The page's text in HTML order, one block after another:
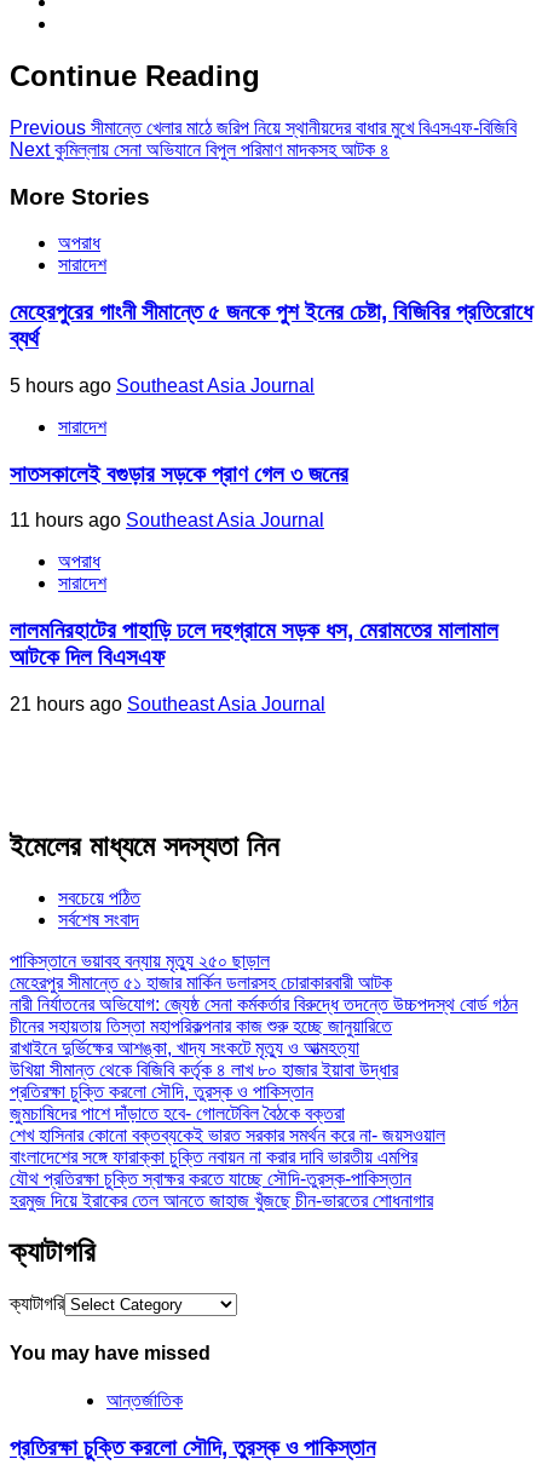
Continue Reading
Previous সীমান্তে খেলার মাঠে জরিপ নিয়ে স্থানীয়দের বাধার মুখে বিএসএফ-বিজিবি
Nextকুমিল্লায় সেনা অভিযানে বিপুল পরিমাণ মাদকসহ আটক ৪
More Stories
অপরাধ
সারাদেশ
মেহেরপুরের গাংনী সীমান্তে ৫ জনকে পুশ ইনের চেষ্টা, বিজিবির প্রতিরোধে
ব্যর্থ
5 hours ago Southeast Asia Journal
সারাদেশ
সাতসকালেই বগুড়ার সড়কে প্রাণ গেল ৩ জনের
11 hours ago Southeast Asia Journal
অপরাধ
সারাদেশ
লালমনিরহাটের পাহাড়ি ঢলে দহগ্রামে সড়ক ধস, মেরামতের মালামাল
আটকে দিল বিএসএফ
21 hours ago Southeast Asia Journal
ইমেলের মাধ্যমে সদস্যতা নিন
সবচেয়ে পঠিত
সর্বশেষ সংবাদ
পাকিস্তানে ভয়াবহ বন্যায় মৃত্যু ২৫০ ছাড়াল
মেহেরপুর সীমান্তে ৫১ হাজার মার্কিন ডলারসহ চোরাকারবারী আটক
নারী নির্যাতনের অভিযোগ: জ্যেষ্ঠ সেনা কর্মকর্তার বিরুদ্ধে তদন্তে উচ্চপদস্থ বোর্ড গঠন
চীনের সহায়তায় তিস্তা মহাপরিকল্পনার কাজ শুরু হচ্ছে জানুয়ারিতে
রাখাইনে দুর্ভিক্ষের আশঙ্কা, খাদ্য সংকটে মৃত্যু ও আত্মহত্যা
উখিয়া সীমান্ত থেকে বিজিবি কর্তৃক ৪ লাখ ৮০ হাজার ইয়াবা উদ্ধার
প্রতিরক্ষা চুক্তি করলো সৌদি, তুরস্ক ও পাকিস্তান
জুমচাষিদের পাশে দাঁড়াতে হবে- গোলটেবিল বৈঠকে বক্তরা
শেখ হাসিনার কোনো বক্তব্যকেই ভারত সরকার সমর্থন করে না- জয়সওয়াল
বাংলাদেশের সঙ্গে ফারাক্কা চুক্তি নবায়ন না করার দাবি ভারতীয় এমপির
যৌথ প্রতিরক্ষা চুক্তি স্বাক্ষর করতে যাচ্ছে সৌদি-তুরস্ক-পাকিস্তান
হরমুজ দিয়ে ইরাকের তেল আনতে জাহাজ খুঁজছে চীন-ভারতের শোধনাগার
ক্যাটাগরি
ক্যাটাগরি
You may have missed
আন্তর্জাতিক
প্রতিরক্ষা চুক্তি করলো সৌদি, তুরস্ক ও পাকিস্তান